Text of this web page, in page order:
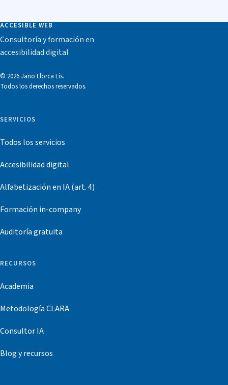
ACCESIBLE WEB
Consultoría y formación en
accesibilidad digital
© 2026 Jano Llorca Lis.
Todos los derechos reservados.
SERVICIOS
Todos los servicios
Accesibilidad digital
Alfabetización en IA (art. 4)
Formación in-company
Auditoría gratuita
RECURSOS
Academia
Metodología CLARA
Consultor IA
Blog y recursos